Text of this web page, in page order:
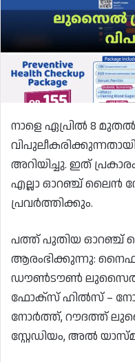
നാളെ ഏപ്രിൽ 8
വിപുലീകരിക്കുന്നതായി
അറിയിച്ചു. ഇത്
എല്ലാ ഓറഞ്ച് ലൈൻ
പ്രവർത്തിക്കും.
പത്ത് പുതിയ ഓറഞ്ച്
ആരംഭിക്കുന്നു:
ഡൗൺടൗൺ ലുസൈൽ,
ഫോക്സ് ഹിൽസ് –
നോർത്ത്, റൗദത്ത്
സ്റ്റേഡിയം, അൽ